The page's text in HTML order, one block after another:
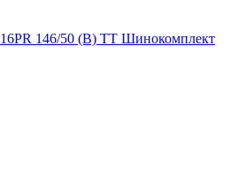
146/50 (B) TT Шинокомплект